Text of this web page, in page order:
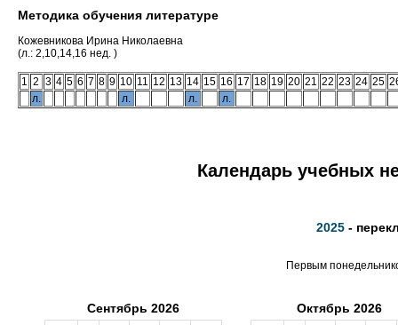
Методика обучения литературе
Кожевникова Ирина Николаевна
(л.: 2,10,14,16 нед. )
1 2 3 4 5 6 7 8 9 10 11 12 13 14 15 16 17 18 19 20 21 22 23 24 25
л.
л. л. л.
Календарь учебных
2025 -
Первым
Сентябрь 2026 Октябрь 2026